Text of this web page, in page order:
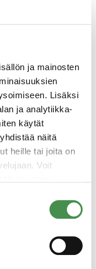
ja mainosten
Lisäksi
ja analytiikka-
käytät
näitä
heille tai joita on
Voit